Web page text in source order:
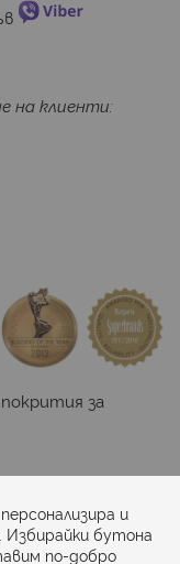
на клиенти:
за
и
бутона
по-добро